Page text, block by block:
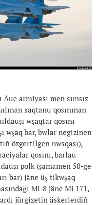
Äue armiyası men sımsız-
saqtanu qosınınan
wşaqtar qosını
wşaq bar, bwlar negizinen
özgertilgen nwsqası),
qosını, barlau
polk (şamamen 50-ge
bar) jäne üş tikwşaq
Mi-8 jäne Mi 171,
jürgizetin äskerlerdiñ